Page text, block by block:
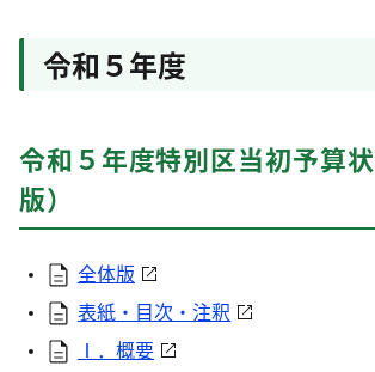
令和５年度
令和５年度特別区当初予算
版）
全体版
表紙・目次・注釈
Ⅰ．概要